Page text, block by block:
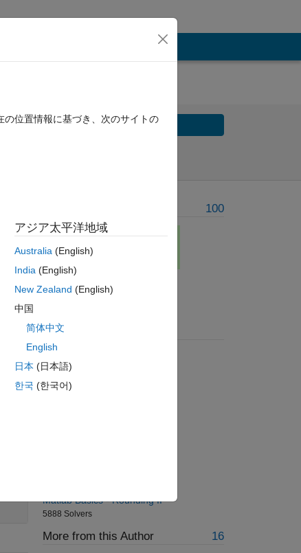
Solve
100
Suggested Problems
Column Removal
28204 Solvers
Related Vectors
Matlab Basics - Rounding II
5888 Solvers
More from this Author 16
位置情報に基づき、次のサイトの
アジア太平洋地域
Australia(English)
India(English)
New Zealand (English)
中国
简体中文
English
日本 (日本語)
한국 (한국어)